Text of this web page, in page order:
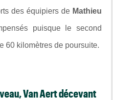
des équipiers de Mathieu
puisque le second
60 kilomètres de poursuite.
Van Aert décevant